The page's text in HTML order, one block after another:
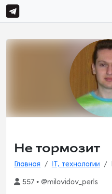
Не тормозит
Главная IT, технологии
557 • @milovidov_perls